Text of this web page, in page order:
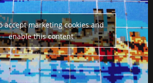
accept marketing cookies and
enable this content